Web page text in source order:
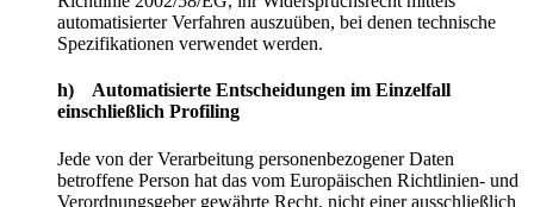
automatisierter Verfahren auszuüben, bei denen technische
Spezifikationen verwendet werden.
h) Automatisierte Entscheidungen im Einzelfall
einschließlich Profiling
Jede von der Verarbeitung personenbezogener Daten
betroffene Person hat das vom Europäischen Richtlinien- und
Verordnungsgeber gewährte Recht, nicht einer ausschließlich